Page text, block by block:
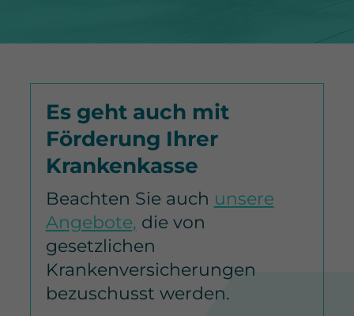
Es geht auch mit
Förderung Ihrer
Krankenkasse
Beachten Sie auch unsere
Angebote, die von
gesetzlichen
Krankenversicherungen
bezuschusst werden.